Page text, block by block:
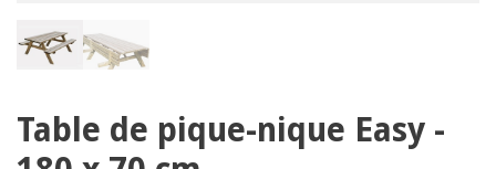
Table de pique-nique Easy -